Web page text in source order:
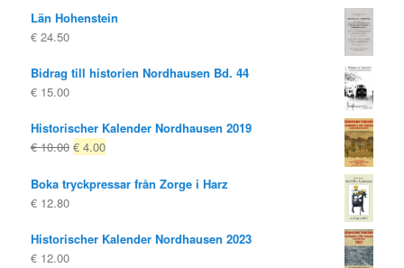
Län Hohenstein
€ 24.50
Bidrag till historien Nordhausen Bd. 44
€ 15.00
Historischer Kalender Nordhausen 2019
€10.00 Ursprungligt
var:
€ 4.00Nuvarande
är:
Boka tryckpressar från Zorge i Harz
€ 12.80
Historischer Kalender Nordhausen 2023
€ 12.00